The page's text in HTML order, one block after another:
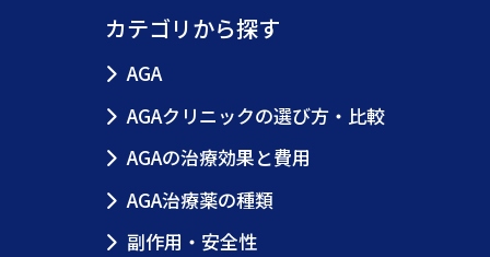
カテゴリから探す
AGA
AGAクリニックの選び方・比較
AGAの治療効果と費用
AGA治療薬の種類
副作用・安全性